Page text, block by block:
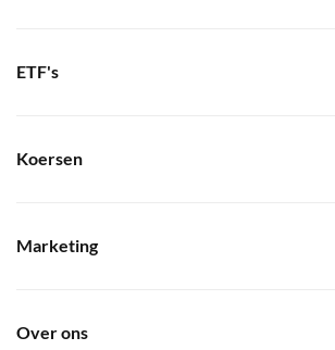
ETF's
Koersen
Marketing
Over ons